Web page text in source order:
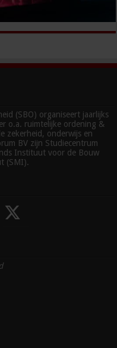
(SBO) organiseert jaarlijks
o.a. ruimtelijke ordening &
zekerheid, onderwijs en
BV zijn Studiecentrum
Instituut voor de Bouw
(SMI).